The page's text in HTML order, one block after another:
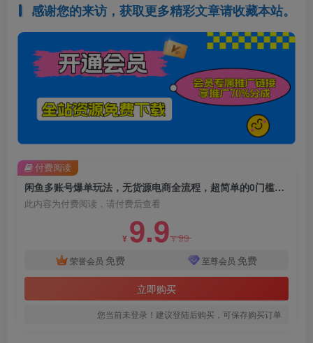
感谢您的来访，获取更多精彩文章请收藏本站。
闲鱼多账号爆单玩法，无货源电商全流程，超简单的0门槛变现项目【揭秘】
此内容为付费阅读，请付费后查看
¥ 9.9¥99
荣誉会员 免费 至尊会员 免费
立即购买
您当前未登录！建议登陆后购买，可保存购买订单
付费阅读